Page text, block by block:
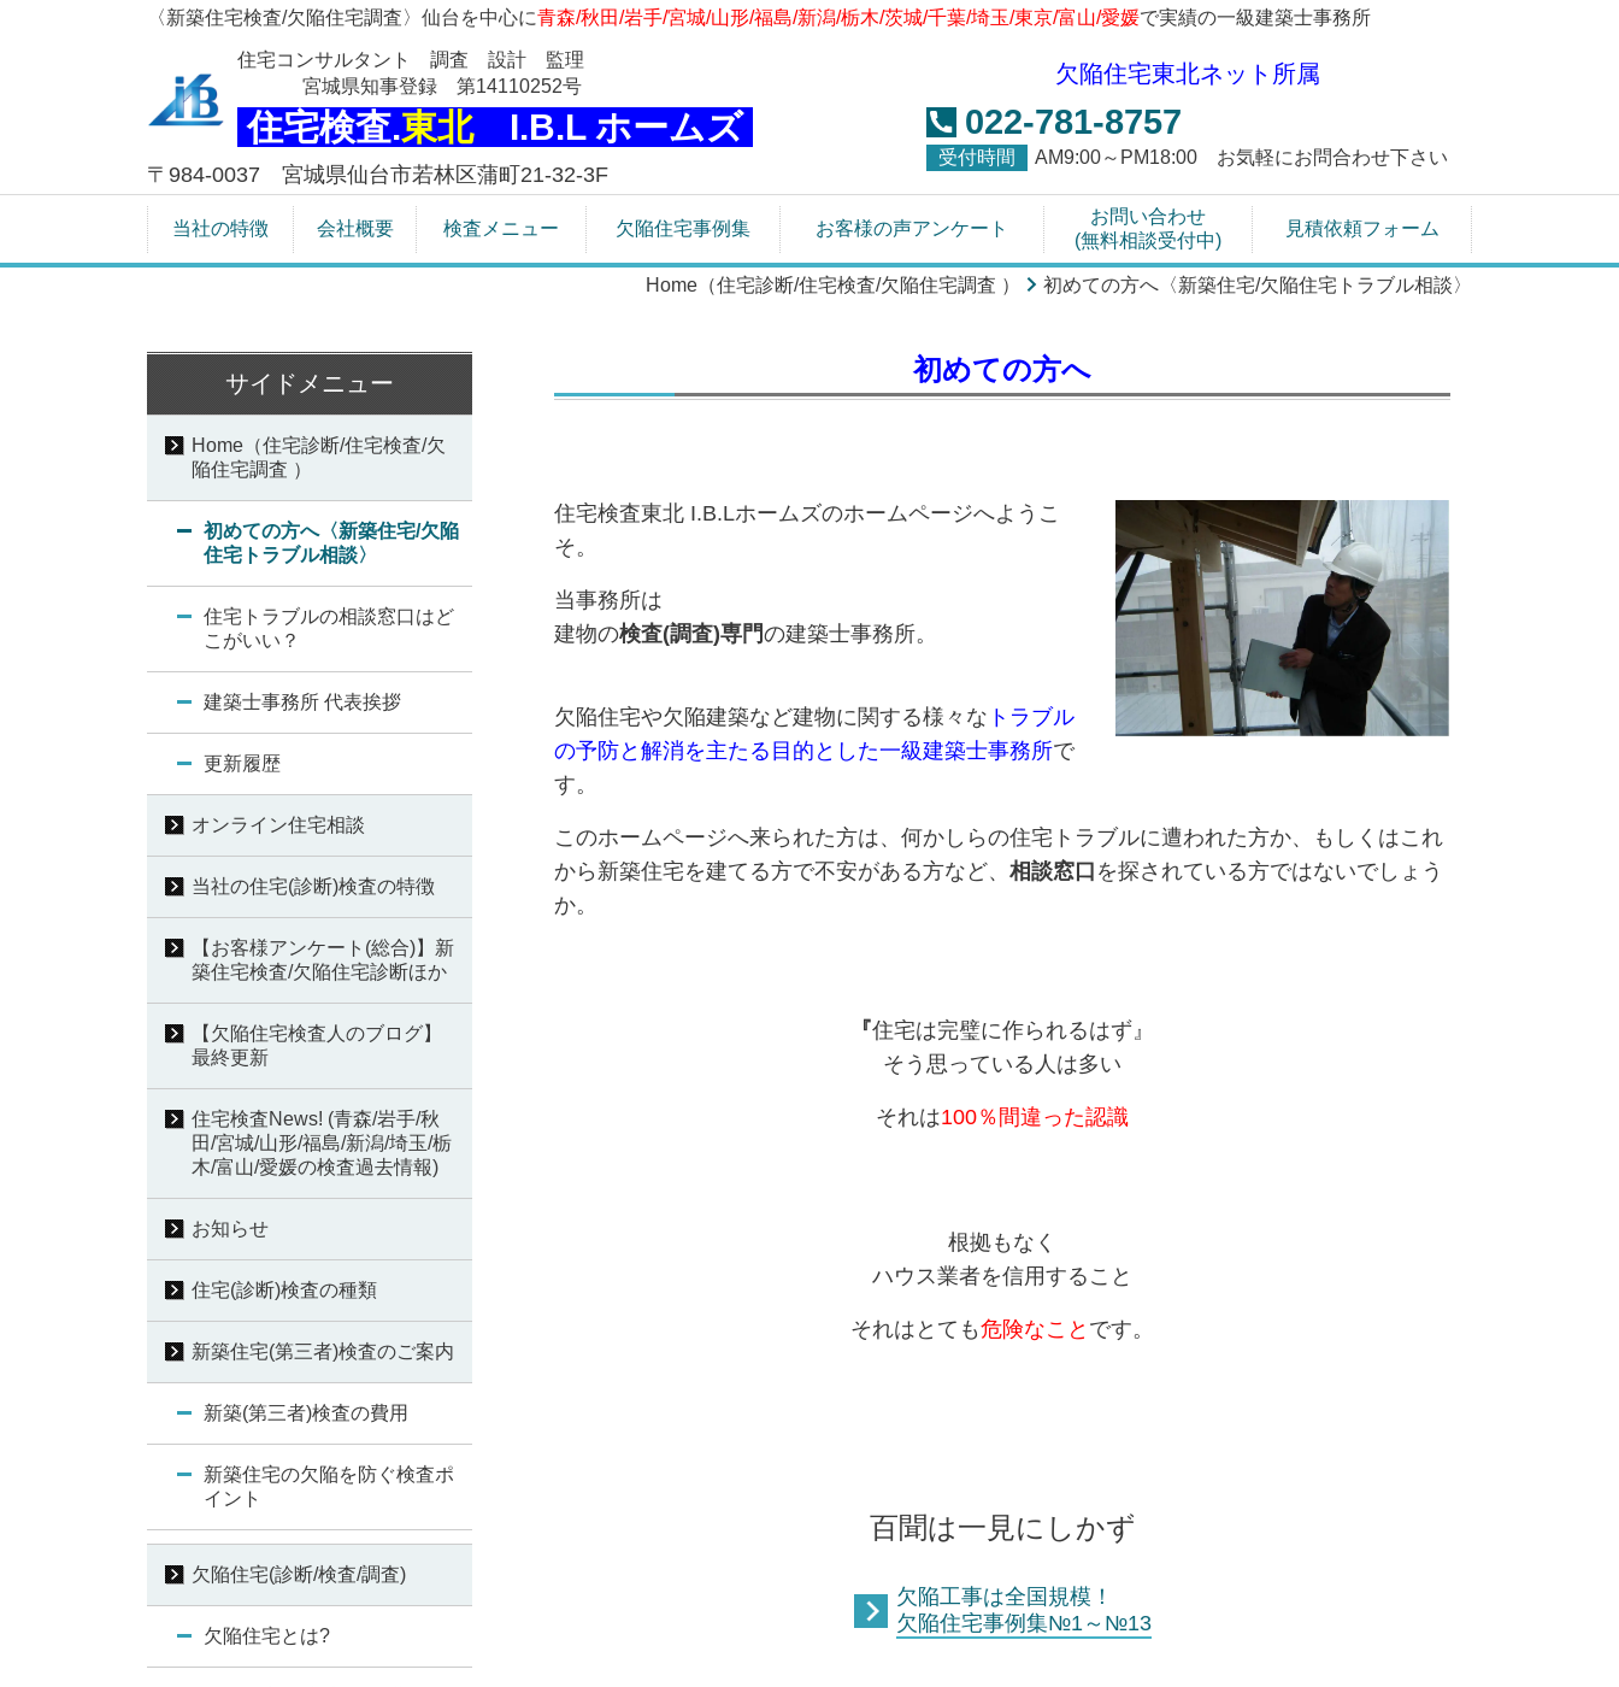
〈新築住宅検査/欠陥住宅調査〉仙台を中心に青森/秋田/岩手/宮城/山形/福島/新潟/栃木/茨城/千葉/埼玉/東京/富山/愛媛で実績の一級建築士事務所
住宅コンサルタント 調査 設計 監理
宮城県知事登録 第14110252号
住宅検査.東北 I.B.L ホームズ
〒984-0037 宮城県仙台市若林区蒲町21-32-3F
欠陥住宅東北ネット所属
022-781-8757
受付時間 AM9:00～PM18:00 お気軽にお問合わせ下さい
当社の特徴 会社概要 検査メニュー 欠陥住宅事例集 お客様の声アンケート
お問い合わせ
(無料相談受付中)
見積依頼フォーム
Home（住宅診断/住宅検査/欠陥住宅調査 ） 初めての方へ〈新築住宅/欠陥住宅トラブル相談〉
初めての方へ
住宅検査東北 I.B.Lホームズのホームページへようこ
そ。
当事務所は
建物の検査(調査)専門の建築士事務所。
欠陥住宅や欠陥建築など建物に関する様々な トラブル
の予防と解消を主たる目的とした一級建築士事務所で
す。
このホームページへ来られた方は、何かしらの住宅トラブルに遭われた方か、もしくはこれ
から新築住宅を建てる方で不安がある方など、 相談窓口 を探されている方ではないでしょう
か。
『住宅は完璧に作られるはず』
そう思っている人は多い
それは100％間違った認識
根拠もなく
ハウス業者を信用すること
それはとても危険なこと です。
百聞は一見にしかず
欠陥工事は全国規模！
欠陥住宅事例集№1～№13
サイドメニュー
Home（住宅診断/住宅検査/欠
陥住宅調査 ）
初めての方へ〈新築住宅/欠陥
住宅トラブル相談〉
住宅トラブルの相談窓口はど
こがいい？
建築士事務所 代表挨拶
更新履歴
オンライン住宅相談
当社の住宅(診断)検査の特徴
【お客様アンケート(総合)】新
築住宅検査/欠陥住宅診断ほか
【欠陥住宅検査人のブログ】
最終更新
住宅検査News! (青森/岩手/秋
田/宮城/山形/福島/新潟/埼玉/栃
木/富山/愛媛の検査過去情報)
お知らせ
住宅(診断)検査の種類
新築住宅(第三者)検査のご案内
新築(第三者)検査の費用
新築住宅の欠陥を防ぐ検査ポ
イント
欠陥住宅(診断/検査/調査)
欠陥住宅とは?